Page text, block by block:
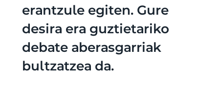
erantzule egiten. Gure
desira era guztietariko
debate aberasgarriak
bultzatzea da.